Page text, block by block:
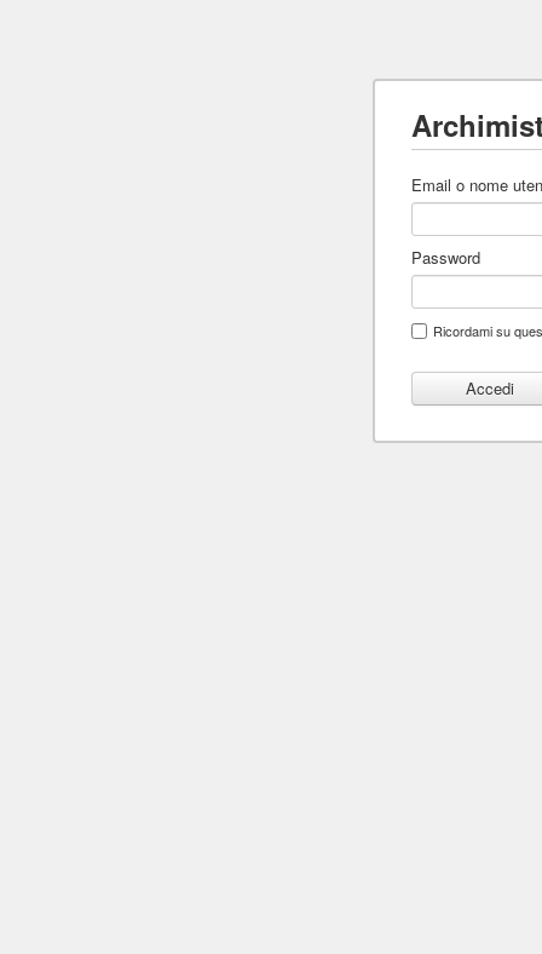
Email o nome
Password
Ricordami su